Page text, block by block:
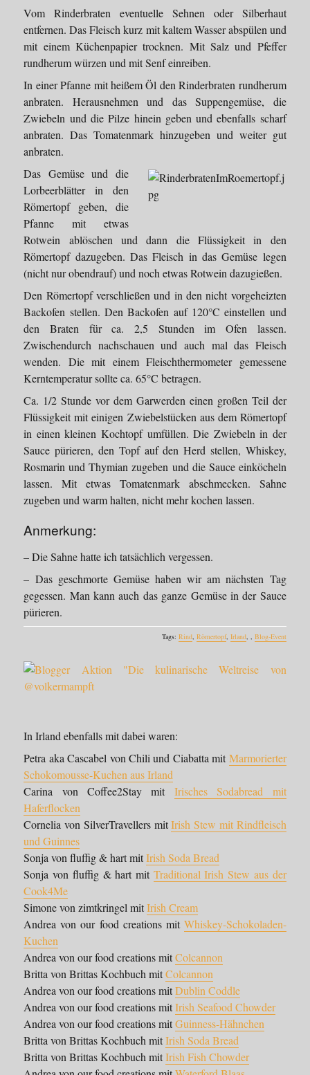
Vom Rinderbraten eventuelle Sehnen oder Silberhaut
entfernen. Das Fleisch kurz mit kaltem Wasser abspülen und
mit einem Küchenpapier trocknen. Mit Salz und Pfeffer
rundherum würzen und mit Senf einreiben.
In einer Pfanne mit heißem Öl den Rinderbraten rundherum
anbraten. Herausnehmen und das Suppengemüse, die
Zwiebeln und die Pilze hinein geben und ebenfalls scharf
anbraten. Das Tomatenmark hinzugeben und weiter gut
anbraten.
Das Gemüse und die
Lorbeerblätter in den
Römertopf geben, die
Pfanne mit etwas
Rotwein ablöschen und dann die Flüssigkeit in den
Römertopf dazugeben. Das Fleisch in das Gemüse legen
(nicht nur obendrauf) und noch etwas Rotwein dazugießen.
Den Römertopf verschließen und in den nicht vorgeheizten
Backofen stellen. Den Backofen auf 120°C einstellen und
den Braten für ca. 2,5 Stunden im Ofen lassen.
Zwischendurch nachschauen und auch mal das Fleisch
wenden. Die mit einem Fleischthermometer gemessene
Kerntemperatur sollte ca. 65°C betragen.
Ca. 1/2 Stunde vor dem Garwerden einen großen Teil der
Flüssigkeit mit einigen Zwiebelstücken aus dem Römertopf
in einen kleinen Kochtopf umfüllen. Die Zwiebeln in der
Sauce pürieren, den Topf auf den Herd stellen, Whiskey,
Rosmarin und Thymian zugeben und die Sauce einköcheln
lassen. Mit etwas Tomatenmark abschmecken. Sahne
zugeben und warm halten, nicht mehr kochen lassen.
Anmerkung:
– Die Sahne hatte ich tatsächlich vergessen.
– Das geschmorte Gemüse haben wir am nächsten Tag
gegessen. Man kann auch das ganze Gemüse in der Sauce
pürieren.
Tags: Rind, Römertopf, Irland, , Blog-Event
In Irland ebenfalls mit dabei waren:
Petra aka Cascabel von Chili und Ciabatta mit Marmorierter
Schokomousse-Kuchen aus Irland
Carina von Coffee2Stay mit Irisches Sodabread mit
Haferflocken
Cornelia von SilverTravellers mitIrish Stew mit Rindfleisch
und Guinnes
Sonja von fluffig & hart mitIrish Soda Bread
Sonja von fluffig & hart mit Traditional Irish Stew aus der
Cook4Me
Simone von zimtkringel mitIrish Cream
Andrea von our food creations mit Whiskey-Schokoladen-
Kuchen
Andrea von our food creations mitColcannon
Britta von Brittas Kochbuch mitColcannon
Andrea von our food creations mitDublin Coddle
Andrea von our food creations mitIrish Seafood Chowder
Andrea von our food creations mitGuinness-Hähnchen
Britta von Brittas Kochbuch mitIrish Soda Bread
Britta von Brittas Kochbuch mitIrish Fish Chowder